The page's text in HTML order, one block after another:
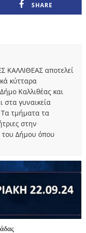
SHARE
ΚΑΛΛΙΘΕΑΣ αποτελεί
κύτταρα
Καλλιθέας και
στα γυναικεία
τμήματα τα
στην
του Δήμου όπου